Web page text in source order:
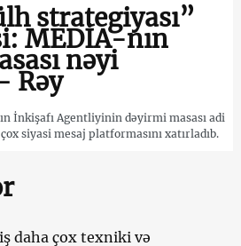
strategiyası”
MEDİA-nın
nəyi
Rəy
İnkişafı Agentliyinin dəyirmi masası adi
siyasi mesaj platformasını xatırladıb.
daha çox texniki və